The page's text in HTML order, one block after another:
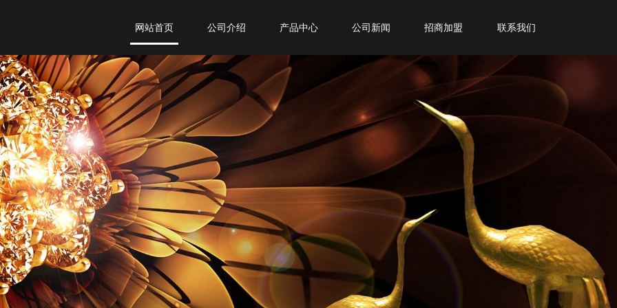
网站首页 公司介绍
关于臣和 私人定制 专卖店查询 加盟臣和
产品中心
断桥系列 全铝系列 装甲系列
公司新闻 招商加盟 联系我们